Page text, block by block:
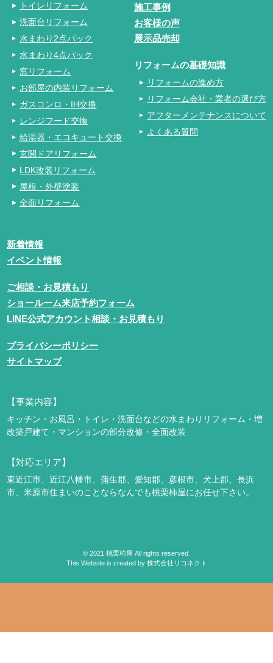
トイレリフォーム
洗面台リフォーム
水まわり2点パック
水まわり4点パック
窓リフォーム
お部屋の内装リフォーム
ガスコンロ・IH交換
レンジフード交換
給湯器・エコキュート交換
玄関ドアリフォーム
LDK改装リフォーム
屋根・外壁塗装
全面リフォーム
施工事例
お客様の声
展示品売却
リフォームの基礎知識
リフォームの進め方
リフォーム会社・業者の選び方
アフターメンテナンスについて
よくある質問
新着情報
イベント情報
ご相談・お見積もり
ショールーム来店予約フォーム
LINE公式アカウント相談・お見積もり
プライバシーポリシー
サイトマップ
【事業内容】
キッチン・お風呂・トイレ・洗面台などの水まわりリフォーム・増
改築戸建て・マンションの部分改修・全面改装
【対応エリア】
東近江市、近江八幡市、蒲生郡、愛知郡、彦根市、犬上郡、長浜
市、米原市住まいのことならなんでも桃栗柿屋にお任せ下さい。
© 2021 桃栗柿屋 All rights reserved.
This Website is created by 株式会社リコネクト